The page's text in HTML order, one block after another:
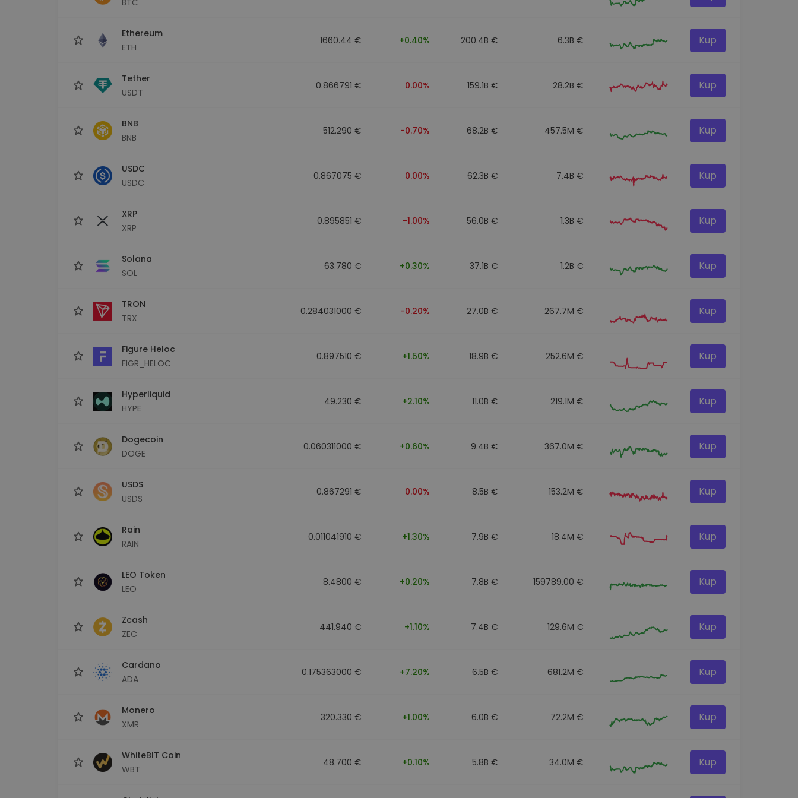
Ethereum
ETH
1660.44 € +0.40% 200.4B € 6.3B € Kup
Tether
USDT
0.866791 € 0.00% 159.1B € 28.2B € Kup
BNB
BNB
512.290 € -0.70% 68.2B € 457.5M € Kup
USDC
USDC
0.867075 € 0.00% 62.3B € 7.4B € Kup
XRP
XRP
0.895851 € -1.00% 56.0B € 1.3B € Kup
Solana
SOL
63.780 € +0.30% 37.1B € 1.2B € Kup
TRON
TRX
0.284031000 € -0.20% 27.0B € 267.7M € Kup
Figure Heloc
FIGR_HELOC
0.897510 € +1.50% 18.9B € 252.6M € Kup
Hyperliquid
HYPE
49.230 € +2.10% 11.0B € 219.1M € Kup
Dogecoin
DOGE
0.060311000 € +0.60% 9.4B € 367.0M € Kup
USDS
USDS
0.867291 € 0.00% 8.5B € 153.2M € Kup
Rain
RAIN
0.011041910 € +1.30% 7.9B € 18.4M € Kup
LEO Token
LEO
8.4800 € +0.20% 7.8B € 159789.00 € Kup
Zcash
ZEC
441.940 € +1.10% 7.4B € 129.6M € Kup
Cardano
ADA
0.175363000 € +7.20% 6.5B € 681.2M € Kup
Monero
XMR
320.330 € +1.00% 6.0B € 72.2M € Kup
WhiteBIT Coin
WBT
48.700 € +0.10% 5.8B € 34.0M € Kup